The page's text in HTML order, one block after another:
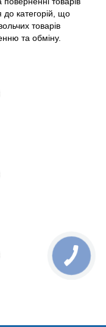
до категорій, що
товарів
та обміну.